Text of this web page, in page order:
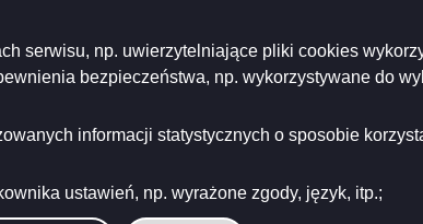
serwisu, np. uwierzytelniające pliki cookies
bezpieczeństwa, np. wykorzystywane do
informacji statystycznych o sposobie
ustawień, np. wyrażone zgody, język, itp.;
Miasta Suwałk z dnia 15.10.2015 r. zmieniające
2015 r., w sprawie powołania obwodowych
Państwowej Komisji Wyborczej